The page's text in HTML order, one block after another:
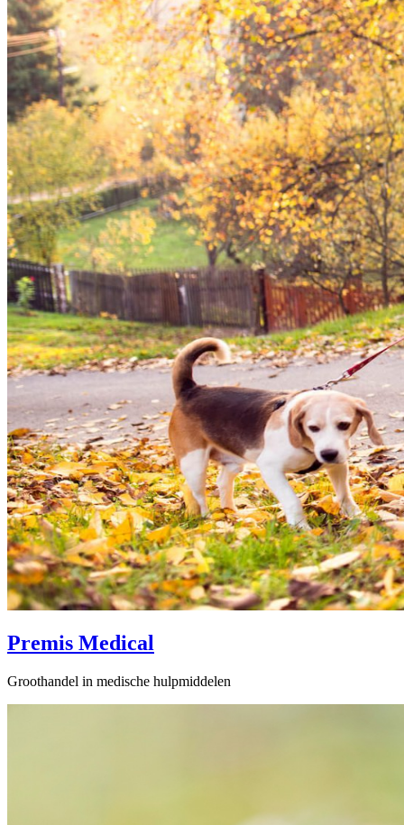
Premis Medical
Groothandel in medische hulpmiddelen